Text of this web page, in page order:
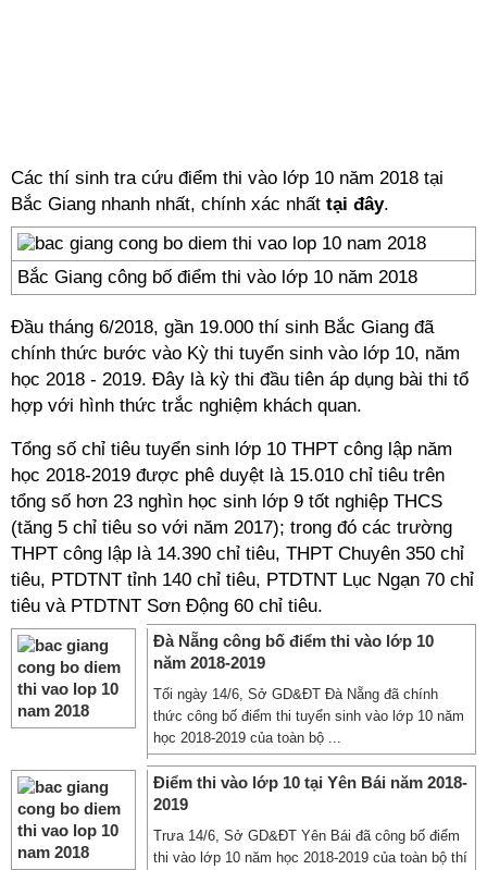
Các thí sinh tra cứu điểm thi vào lớp 10 năm 2018 tại
Bắc Giang nhanh nhất, chính xác nhất tại đây.
Bắc Giang công bố điểm thi vào lớp 10 năm 2018
Đầu tháng 6/2018, gần 19.000 thí sinh Bắc Giang đã
chính thức bước vào Kỳ thi tuyển sinh vào lớp 10, năm
học 2018 - 2019. Đây là kỳ thi đầu tiên áp dụng bài thi tổ
hợp với hình thức trắc nghiệm khách quan.
Tổng số chỉ tiêu tuyển sinh lớp 10 THPT công lập năm
học 2018-2019 được phê duyệt là 15.010 chỉ tiêu trên
tổng số hơn 23 nghìn học sinh lớp 9 tốt nghiệp THCS
(tăng 5 chỉ tiêu so với năm 2017); trong đó các trường
THPT công lập là 14.390 chỉ tiêu, THPT Chuyên 350 chỉ
tiêu, PTDTNT tỉnh 140 chỉ tiêu, PTDTNT Lục Ngạn 70 chỉ
tiêu và PTDTNT Sơn Động 60 chỉ tiêu.
Đà Nẵng công bố điểm thi vào lớp 10
năm 2018-2019
Tối ngày 14/6, Sở GD&ĐT Đà Nẵng đã chính
thức công bố điểm thi tuyển sinh vào lớp 10 năm
học 2018-2019 của toàn bộ ...
Điểm thi vào lớp 10 tại Yên Bái năm 2018-
2019
Trưa 14/6, Sở GD&ĐT Yên Bái đã công bố điểm
thi vào lớp 10 năm học 2018-2019 của toàn bộ thí